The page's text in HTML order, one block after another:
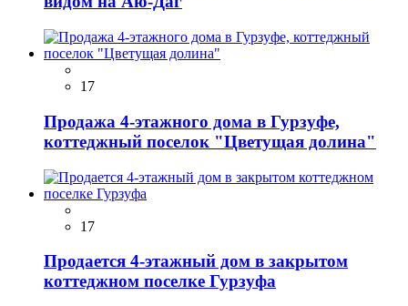
17
Продажа 4-этажного дома в Гурзуфе,
коттеджный поселок "Цветущая долина"
17
Продается 4-этажный дом в закрытом
коттеджном поселке Гурзуфа